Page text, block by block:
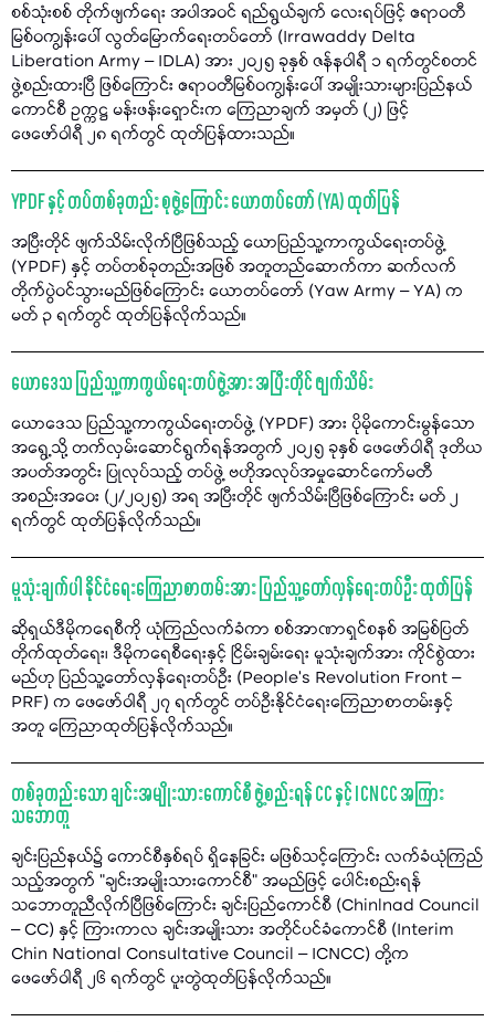
စစ်သုံးစစ် တိုက်ဖျက်ရေး အပါအဝင် ရည်ရွယ်ချက် လေးရပ်ဖြင့် ဧရာဝတီ
မြစ်ဝကျွန်းပေါ် လွတ်မြောက်ရေးတပ်တော် (Irrawaddy Delta
Liberation Army – IDLA) အား ၂၀၂၅ ခုနှစ် ဇန်နဝါရီ ၁ ရက်တွင်စတင်
ဖွဲ့စည်းထားပြီ ဖြစ်ကြောင်း ဧရာဝတီမြစ်ဝကျွန်းပေါ် အမျိုးသားများပြည်နယ်
ကောင်စီ ဥက္ကဋ္ဌ မန်းဖန်းရှောင်းက ကြေညာချက် အမှတ် (၂) ဖြင့်
ဖေဖော်ဝါရီ ၂၈ ရက်တွင် ထုတ်ပြန်ထားသည်။
YPDF နှင့် တပ်တစ်ခုတည်း စုဖွဲ့ကြောင်း ယောတပ်တော် (YA) ထုတ်ပြန်
အပြီးတိုင် ဖျက်သိမ်းလိုက်ပြီဖြစ်သည့် ယောပြည်သူ့ကာကွယ်ရေးတပ်ဖွဲ့
(YPDF) နှင့် တပ်တစ်ခုတည်းအဖြစ် အတူတည်ဆောက်ကာ ဆက်လက်
တိုက်ပွဲဝင်သွားမည်ဖြစ်ကြောင်း ယောတပ်တော် (Yaw Army – YA) က
မတ် ၃ ရက်တွင် ထုတ်ပြန်လိုက်သည်။
ယောဒေသ ပြည်သူ့ကာကွယ်ရေးတပ်ဖွဲ့အား အပြီးတိုင် ဖျက်သိမ်း
ယောဒေသ ပြည်သူ့ကာကွယ်ရေးတပ်ဖွဲ့ (YPDF) အား ပိုမိုကောင်းမွန်သော
အရွေ့သို့ တက်လှမ်းဆောင်ရွက်ရန်အတွက် ၂၀၂၅ ခုနှစ် ဖေဖော်ဝါရီ ဒုတိယ
အပတ်အတွင်း ပြုလုပ်သည့် တပ်ဖွဲ့ ဗဟိုအလုပ်အမှုဆောင်ကော်မတီ
အစည်းအဝေး (၂/၂၀၂၅) အရ အပြီးတိုင် ဖျက်သိမ်းပြီဖြစ်ကြောင်း မတ် ၂
ရက်တွင် ထုတ်ပြန်လိုက်သည်။
မူသုံးချက်ပါ နိုင်ငံရေးကြေညာစာတမ်းအား ပြည်သူ့တော်လှန်ရေးတပ်ဦး ထုတ်ပြန်
ဆိုရှယ်ဒီမိုကရေစီကို ယုံကြည်လက်ခံကာ စစ်အာဏာရှင်စနစ် အမြစ်ပြတ်
တိုက်ထုတ်ရေး၊ ဒီမိုကရေစီရေးနှင့် ငြိမ်းချမ်းရေး မူသုံးချက်အား ကိုင်စွဲထား
မည်ဟု ပြည်သူ့တော်လှန်ရေးတပ်ဦး (People’s Revolution Front –
PRF) က ဖေဖော်ဝါရီ ၂၇ ရက်တွင် တပ်ဦးနိုင်ငံရေးကြေညာစာတမ်းနှင့်
အတူ ကြေညာထုတ်ပြန်လိုက်သည်။
တစ်ခုတည်းသော ချင်းအမျိုးသားကောင်စီ ဖွဲ့စည်းရန် CC နှင့် ICNCC အကြား
သဘောတူ
ချင်းပြည်နယ်၌ ကောင်စီနှစ်ရပ် ရှိနေခြင်း မဖြစ်သင့်ကြောင်း လက်ခံယုံကြည်
သည့်အတွက် "ချင်းအမျိုးသားကောင်စီ" အမည်ဖြင့် ပေါင်းစည်းရန်
သဘောတူညီလိုက်ပြီဖြစ်ကြောင်း ချင်းပြည်ကောင်စီ (Chinlnad Council
– CC) နှင့် ကြားကာလ ချင်းအမျိုးသား အတိုင်ပင်ခံကောင်စီ (Interim
Chin National Consultative Council – ICNCC) တို့က
ဖေဖော်ဝါရီ ၂၆ ရက်တွင် ပူးတွဲထုတ်ပြန်လိုက်သည်။